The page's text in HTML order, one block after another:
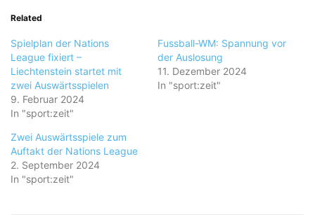
Related
Spielplan der Nations
League fixiert –
Liechtenstein startet mit
zwei Auswärtsspielen
9. Februar 2024
In "sport:zeit"
Fussball-WM: Spannung vor
der Auslosung
11. Dezember 2024
In "sport:zeit"
Zwei Auswärtsspiele zum
Auftakt der Nations League
2. September 2024
In "sport:zeit"